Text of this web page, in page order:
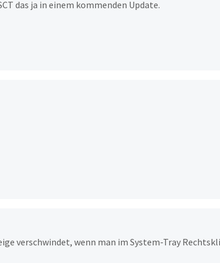
das ja in einem kommenden Update.
verschwindet, wenn man im System-Tray